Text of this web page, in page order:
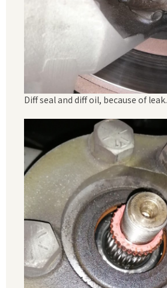
Diff seal and diff oil, because of leak.